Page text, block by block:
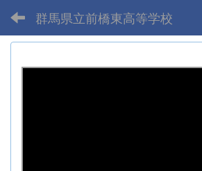
群馬県立前橋東高等学校